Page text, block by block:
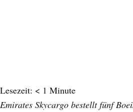
Lesezeit: < 1 Minute
Emirates Skycargo bestellt fünf